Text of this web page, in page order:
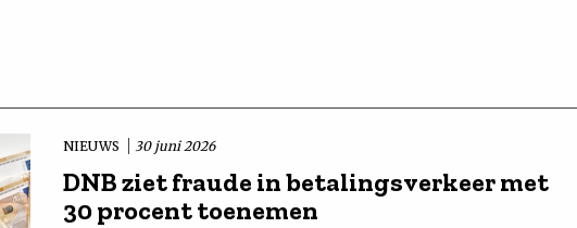
NIEUWS 30 juni 2026
DNB ziet fraude in betalingsverkeer met
30 procent toenemen